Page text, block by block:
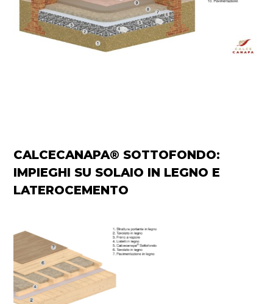
CALCECANAPA® SOTTOFONDO:
IMPIEGHI SU SOLAIO IN LEGNO E
LATEROCEMENTO